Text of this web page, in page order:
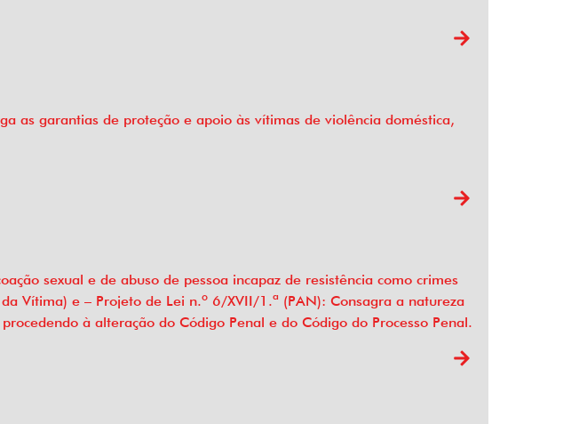
as garantias de proteção e apoio às vítimas de violência doméstica,
sexual e de abuso de pessoa incapaz de resistência como crimes
Vítima) e – Projeto de Lei n.º 6/XVII/1.ª (PAN): Consagra a natureza
à alteração do Código Penal e do Código do Processo Penal.